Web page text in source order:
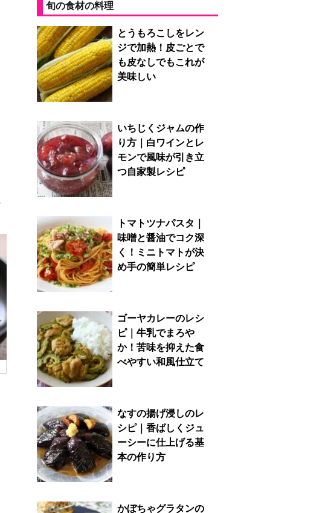
旬の食材の料理
とうもろこしをレン
ジで加熱！皮ごとで
も皮なしでもこれが
美味しい
いちじくジャムの作
り方｜白ワインとレ
モンで風味が引き立
つ自家製レシピ
トマトツナパスタ｜
味噌と醤油でコク深
く！ミニトマトが決
め手の簡単レシピ
ゴーヤカレーのレシ
ピ｜牛乳でまろや
か！苦味を抑えた食
べやすい和風仕立て
なすの揚げ浸しのレ
シピ｜香ばしくジュ
ーシーに仕上げる基
本の作り方
かぼちゃグラタンの